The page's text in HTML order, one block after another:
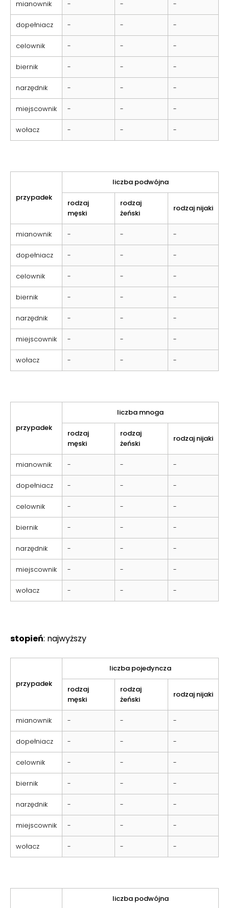
mianownik - - -
dopełniacz - - -
celownik - - -
biernik - - -
narzędnik - - -
miejscownik - - -
wołacz - - -
przypadek
liczba podwójna
rodzaj
męski
rodzaj
żeński
rodzaj nijaki
mianownik - - -
dopełniacz - - -
celownik - - -
biernik - - -
narzędnik - - -
miejscownik - - -
wołacz - - -
przypadek
liczba mnoga
rodzaj
męski
rodzaj
żeński
rodzaj nijaki
mianownik - - -
dopełniacz - - -
celownik - - -
biernik - - -
narzędnik - - -
miejscownik - - -
wołacz - - -
stopień: najwyższy
przypadek
liczba pojedyncza
rodzaj
męski
rodzaj
żeński
rodzaj nijaki
mianownik - - -
dopełniacz - - -
celownik - - -
biernik - - -
narzędnik - - -
miejscownik - - -
wołacz - - -
liczba podwójna